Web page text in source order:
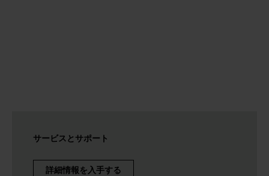
サービスとサポート
詳細情報を入手する